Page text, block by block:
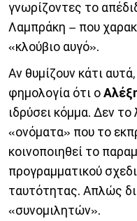
γνωρίζοντες το
Λαμπράκη – που
«κλούβιο αυγό».
Αν θυμίζουν κάτι
φημολογία ότι ο
ιδρύσει κόμμα. Δεν το
«ονόματα» που το
κοινοποιηθεί το
προγραμματικού
ταυτότητας. Απλώς
«συνομιλητών».